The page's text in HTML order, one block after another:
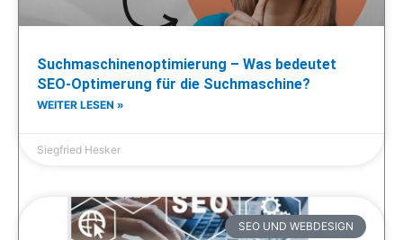
Suchmaschinenoptimierung – Was bedeutet
SEO-Optimerung für die Suchmaschine?
WEITER LESEN »
Siegfried Hesker
SEO UND WEBDESIGN